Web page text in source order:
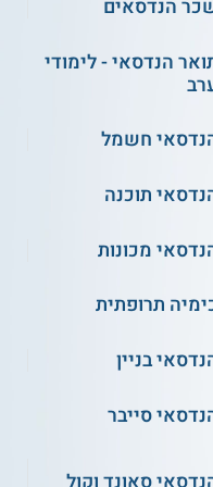
הקיימות של
על מצבי חולי
המתקדמות
והקושי
בארץ האיצו את
וההשקיה (בעיקר
הנדסאים
הנדסאי - לימודי
חשמל
תוכנה
מכונות
תרופתית
בניין
סייבר